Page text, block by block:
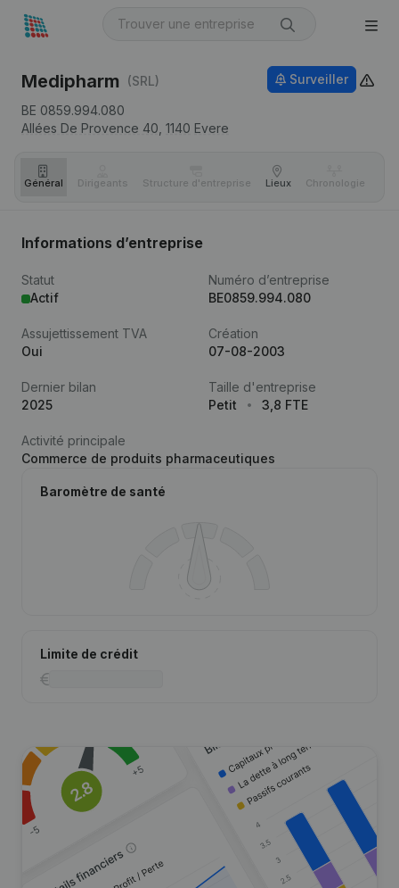
Medipharm (SRL)
BE 0859.994.080
Allées De Provence 40, 1140 Evere
Surveiller
Général Dirigeants Structure d'entreprise Lieux Chronologie
Informations d’entreprise
Statut
Actif
Numéro d’entreprise
BE0859.994.080
Assujettissement TVA
Oui
Création
07-08-2003
Dernier bilan
2025
Taille d'entreprise
Petit
3,8 FTE
Activité principale
Commerce de produits pharmaceutiques
Baromètre de santé
Limite de crédit